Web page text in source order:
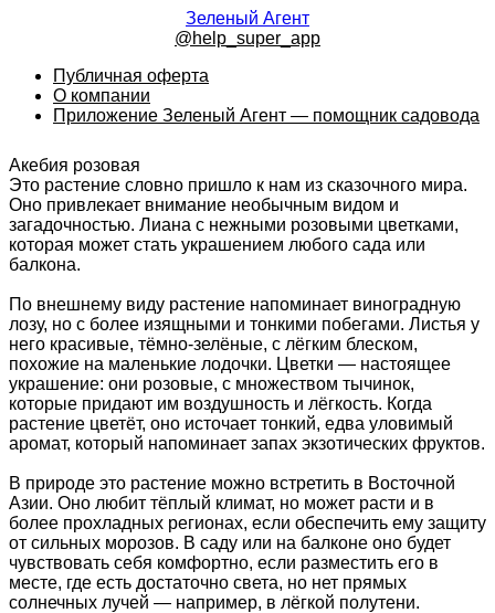
Зеленый Агент
@help_super_app
Публичная оферта
О компании
Приложение Зеленый Агент — помощник садовода
Акебия розовая
Это растение словно пришло к нам из сказочного мира.
Оно привлекает внимание необычным видом и
загадочностью. Лиана с нежными розовыми цветками,
которая может стать украшением любого сада или
балкона.
По внешнему виду растение напоминает виноградную
лозу, но с более изящными и тонкими побегами. Листья у
него красивые, тёмно-зелёные, с лёгким блеском,
похожие на маленькие лодочки. Цветки — настоящее
украшение: они розовые, с множеством тычинок,
которые придают им воздушность и лёгкость. Когда
растение цветёт, оно источает тонкий, едва уловимый
аромат, который напоминает запах экзотических фруктов.
В природе это растение можно встретить в Восточной
Азии. Оно любит тёплый климат, но может расти и в
более прохладных регионах, если обеспечить ему защиту
от сильных морозов. В саду или на балконе оно будет
чувствовать себя комфортно, если разместить его в
месте, где есть достаточно света, но нет прямых
солнечных лучей — например, в лёгкой полутени.